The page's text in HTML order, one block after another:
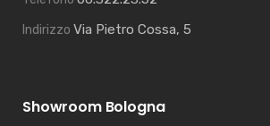
Indirizzo Via Pietro Cossa, 5
Showroom Bologna